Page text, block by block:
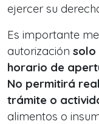
ejercer su
Es importante
autorización solo
horario de
No permitirá
trámite o
alimentos o